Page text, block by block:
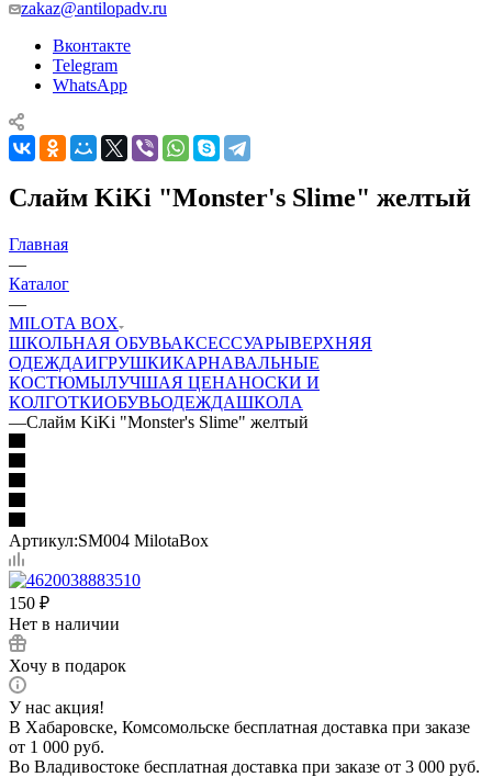
zakaz@antilopadv.ru
Вконтакте
Telegram
WhatsApp
Слайм KiKi "Monster's Slime" желтый
Главная
—
Каталог
—
MILOTA BOX
ШКОЛЬНАЯ ОБУВЬАКСЕССУАРЫВЕРХНЯЯ
ОДЕЖДАИГРУШКИКАРНАВАЛЬНЫЕ
КОСТЮМЫЛУЧШАЯ ЦЕНАНОСКИ И
КОЛГОТКИОБУВЬОДЕЖДАШКОЛА
—Слайм KiKi "Monster's Slime" желтый
Артикул:SM004 MilotaBox
150 ₽
Нет в наличии
Хочу в подарок
У нас акция!
В Хабаровске, Комсомольске бесплатная доставка при заказе
от 1 000 руб.
Во Владивостоке бесплатная доставка при заказе от 3 000 руб.